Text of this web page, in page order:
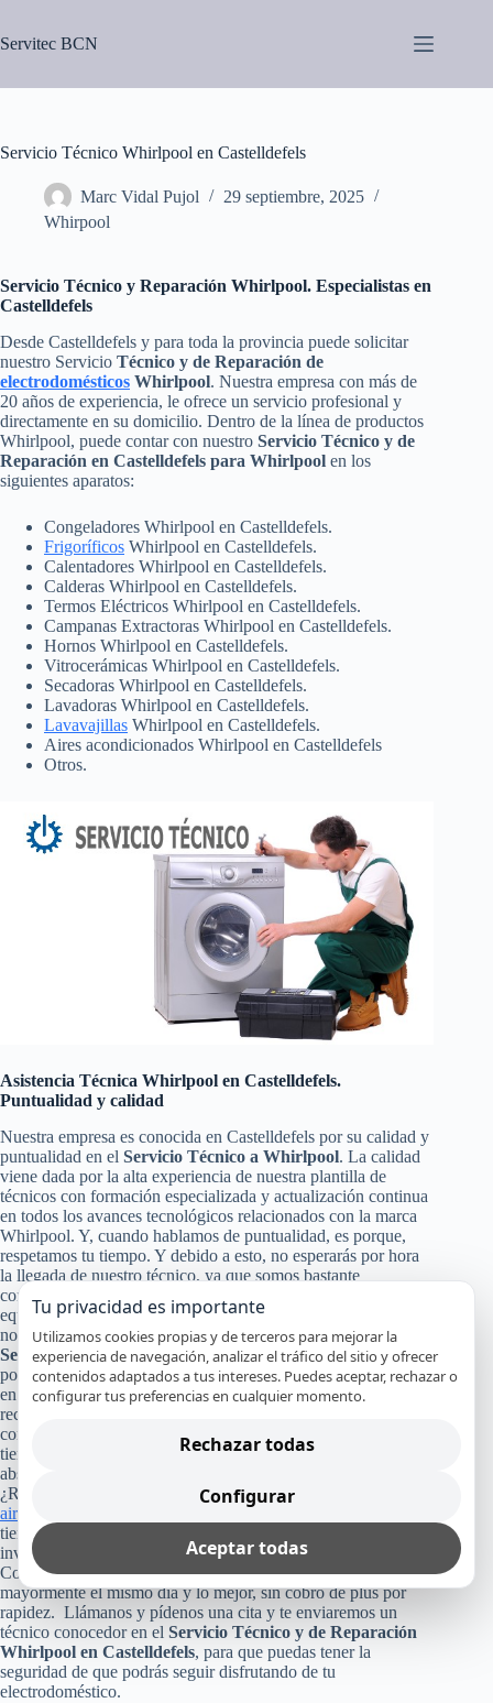
contenido
Servitec BCN
Servicio Técnico Whirlpool en Castelldefels
Marc Vidal Pujol
29 septiembre, 2025
Whirpool
Servicio Técnico y Reparación Whirlpool. Especialistas en
Castelldefels
Desde Castelldefels y para toda la provincia puede solicitar
nuestro Servicio Técnico y de Reparación de
electrodomésticos Whirlpool. Nuestra empresa con más de
20 años de experiencia, le ofrece un servicio profesional y
directamente en su domicilio. Dentro de la línea de productos
Whirlpool, puede contar con nuestro Servicio Técnico y de
Reparación en Castelldefels para Whirlpool en los
siguientes aparatos:
Congeladores Whirlpool en Castelldefels.
Frigoríficos Whirlpool en Castelldefels.
Calentadores Whirlpool en Castelldefels.
Calderas Whirlpool en Castelldefels.
Termos Eléctricos Whirlpool en Castelldefels.
Campanas Extractoras Whirlpool en Castelldefels.
Hornos Whirlpool en Castelldefels.
Vitrocerámicas Whirlpool en Castelldefels.
Secadoras Whirlpool en Castelldefels.
Lavadoras Whirlpool en Castelldefels.
Lavavajillas Whirlpool en Castelldefels.
Aires acondicionados Whirlpool en Castelldefels
Otros.
Asistencia Técnica Whirlpool en Castelldefels.
Puntualidad y calidad
Nuestra empresa es conocida en Castelldefels por su calidad y
puntualidad en el Servicio Técnico a Whirlpool. La calidad
viene dada por la alta experiencia de nuestra plantilla de
técnicos con formación especializada y actualización continua
en todos los avances tecnológicos relacionados con la marca
Whirlpool. Y, cuando hablamos de puntualidad, es porque,
respetamos tu tiempo. Y debido a esto, no esperarás por hora
la llegada de nuestro técnico, ya que somos bastante
conocidos por nuestra puntualidad, para poder darte a ti y a tu
equipo Whirlpool un servicio de calidad en Castelldefels. Pero
no solo con eso nos conformamos nuestra calidad en el
Servicio Técnico y de Reparación Whirlpool, también pasa
por la certificación de nuestros especialistas, nuestro servicio
en el mismo día en la mayoría de los casos y el uso de
recambios originales Whirlpool que garanticen que tu aparato
continuará funcionando con alto rendimiento y por mucho
tiempo. Y a todo esto, le damos un broche de oro con nuestra
absoluta y segura garantía por nuestro trabajo.
¿Recuerdas cuánto costó tu refrigerador, lavadora, lavavajillas,
aire acondicionado
o cualquier otro equipo Whirlpool que
tienes en tu casa, empresa u oficina? Pues, no arriesgues esa
inversión, poniendo tu aparato en manos inexperta.
Consúltanos, ya que como te dijimos arriba, te reparamos
mayormente el mismo día y lo mejor, sin cobro de plus por
rapidez. Llámanos y pídenos una cita y te enviaremos un
técnico conocedor en el Servicio Técnico y de Reparación
Whirlpool en Castelldefels, para que puedas tener la
seguridad de que podrás seguir disfrutando de tu
electrodoméstico.
Tu privacidad es importante
Utilizamos cookies propias y de terceros para mejorar la
experiencia de navegación, analizar el tráfico del sitio y ofrecer
contenidos adaptados a tus intereses. Puedes aceptar, rechazar o
configurar tus preferencias en cualquier momento.
Rechazar todas
Configurar
Aceptar todas